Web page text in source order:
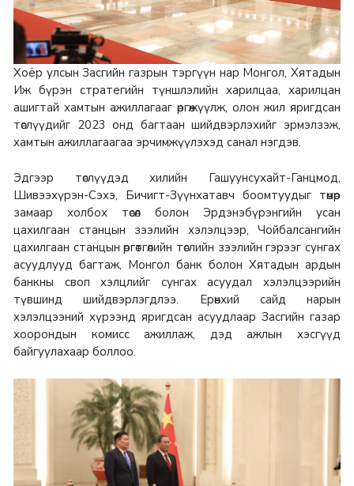
Хоёр улсын Засгийн газрын тэргүүн нар Монгол, Хятадын
Иж бүрэн стратегийн түншлэлийн харилцаа, харилцан
ашигтай хамтын ажиллагааг өргөжүүлж, олон жил яригдсан
төслүүдийг 2023 онд багтаан шийдвэрлэхийг эрмэлзэж,
хамтын ажиллагаагаа эрчимжүүлэхэд санал нэгдэв.
Эдгээр төслүүдэд хилийн Гашуунсухайт-Ганцмод,
Шивээхүрэн-Сэхэ, Бичигт-Зүүнхатавч боомтуудыг төмөр
замаар холбох төсөл болон Эрдэнэбүрэнгийн усан
цахилгаан станцын зээлийн хэлэлцээр, Чойбалсангийн
цахилгаан станцын өргөтгөлийн төслийн зээлийн гэрээг сунгах
асуудлууд багтаж, Монгол банк болон Хятадын ардын
банкны своп хэлцлийг сунгах асуудал хэлэлцээрийн
түвшинд шийдвэрлэгдлээ. Ерөнхий сайд нарын
хэлэлцээний хүрээнд яригдсан асуудлаар Засгийн газар
хоорондын комисс ажиллаж, дэд ажлын хэсгүүд
байгуулахаар боллоо.